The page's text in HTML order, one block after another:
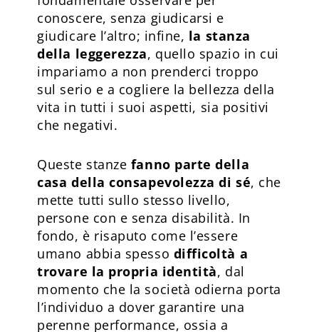
conoscere, senza giudicarsi e
giudicare l’altro; infine, la stanza
della leggerezza, quello spazio in cui
impariamo a non prenderci troppo
sul serio e a cogliere la bellezza della
vita in tutti i suoi aspetti, sia positivi
che negativi.
Queste stanze fanno parte della
casa dellaconsapevolezza di sé, che
mette tutti sullo stesso livello,
persone con e senza disabilità. In
fondo, è risaputo come l’essere
umano abbia spesso difficoltà a
trovare la propria identità, dal
momento che la società odierna porta
l’individuo a dover garantire una
perenne performance, ossia a